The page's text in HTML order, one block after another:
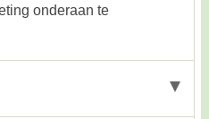
onderaan te